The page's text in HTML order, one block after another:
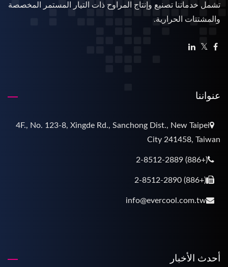
تشمل خدماتنا تصنيع وإنتاج المراوح ذات التيار المستمر المخصصة
والمشتتات الحرارية.
عنواننا
4F., No. 123-8, Xingde Rd., Sanchong Dist., New Taipei
City 241458, Taiwan
(+886) 2-8512-2889
(+886) 2-8512-2890
info@evercool.com.tw
أحدث الأخبار